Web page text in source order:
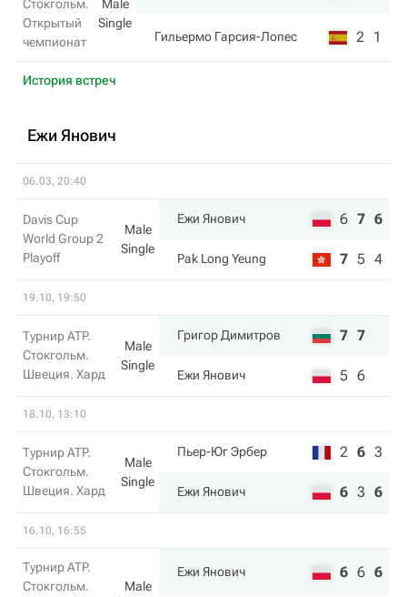
Стокгольм.
Открытый
чемпионат
Male
Single
Гильермо Гарсия-Лопес 2 1
История встреч
Ежи Янович
06.03, 20:40
Davis Cup
World Group 2
Playoff
Male
Single
Ежи Янович 6 7 6
Pak Long Yeung 7 5 4
19.10, 19:50
Турнир ATP.
Стокгольм.
Швеция. Хард
Male
Single
Григор Димитров 7 7
Ежи Янович 5 6
18.10, 13:10
Турнир ATP.
Стокгольм.
Швеция. Хард
Male
Single
Пьер-Юг Эрбер 2 6 3
Ежи Янович 6 3 6
16.10, 16:55
Турнир ATP.
Стокгольм.
Male
Ежи Янович 6 6 6